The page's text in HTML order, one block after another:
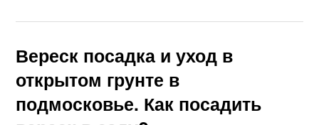
Вереск посадка и уход в
открытом грунте в
подмосковье. Как посадить